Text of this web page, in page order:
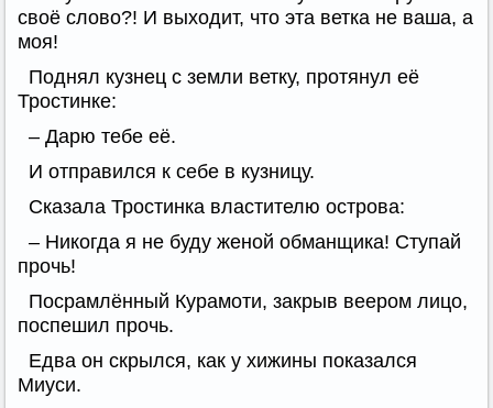
своё слово?! И выходит, что эта ветка не ваша, а
моя!
Поднял кузнец с земли ветку, протянул её
Тростинке:
– Дарю тебе её.
И отправился к себе в кузницу.
Сказала Тростинка властителю острова:
– Никогда я не буду женой обманщика! Ступай
прочь!
Посрамлённый Курамоти, закрыв веером лицо,
поспешил прочь.
Едва он скрылся, как у хижины показался
Миуси.